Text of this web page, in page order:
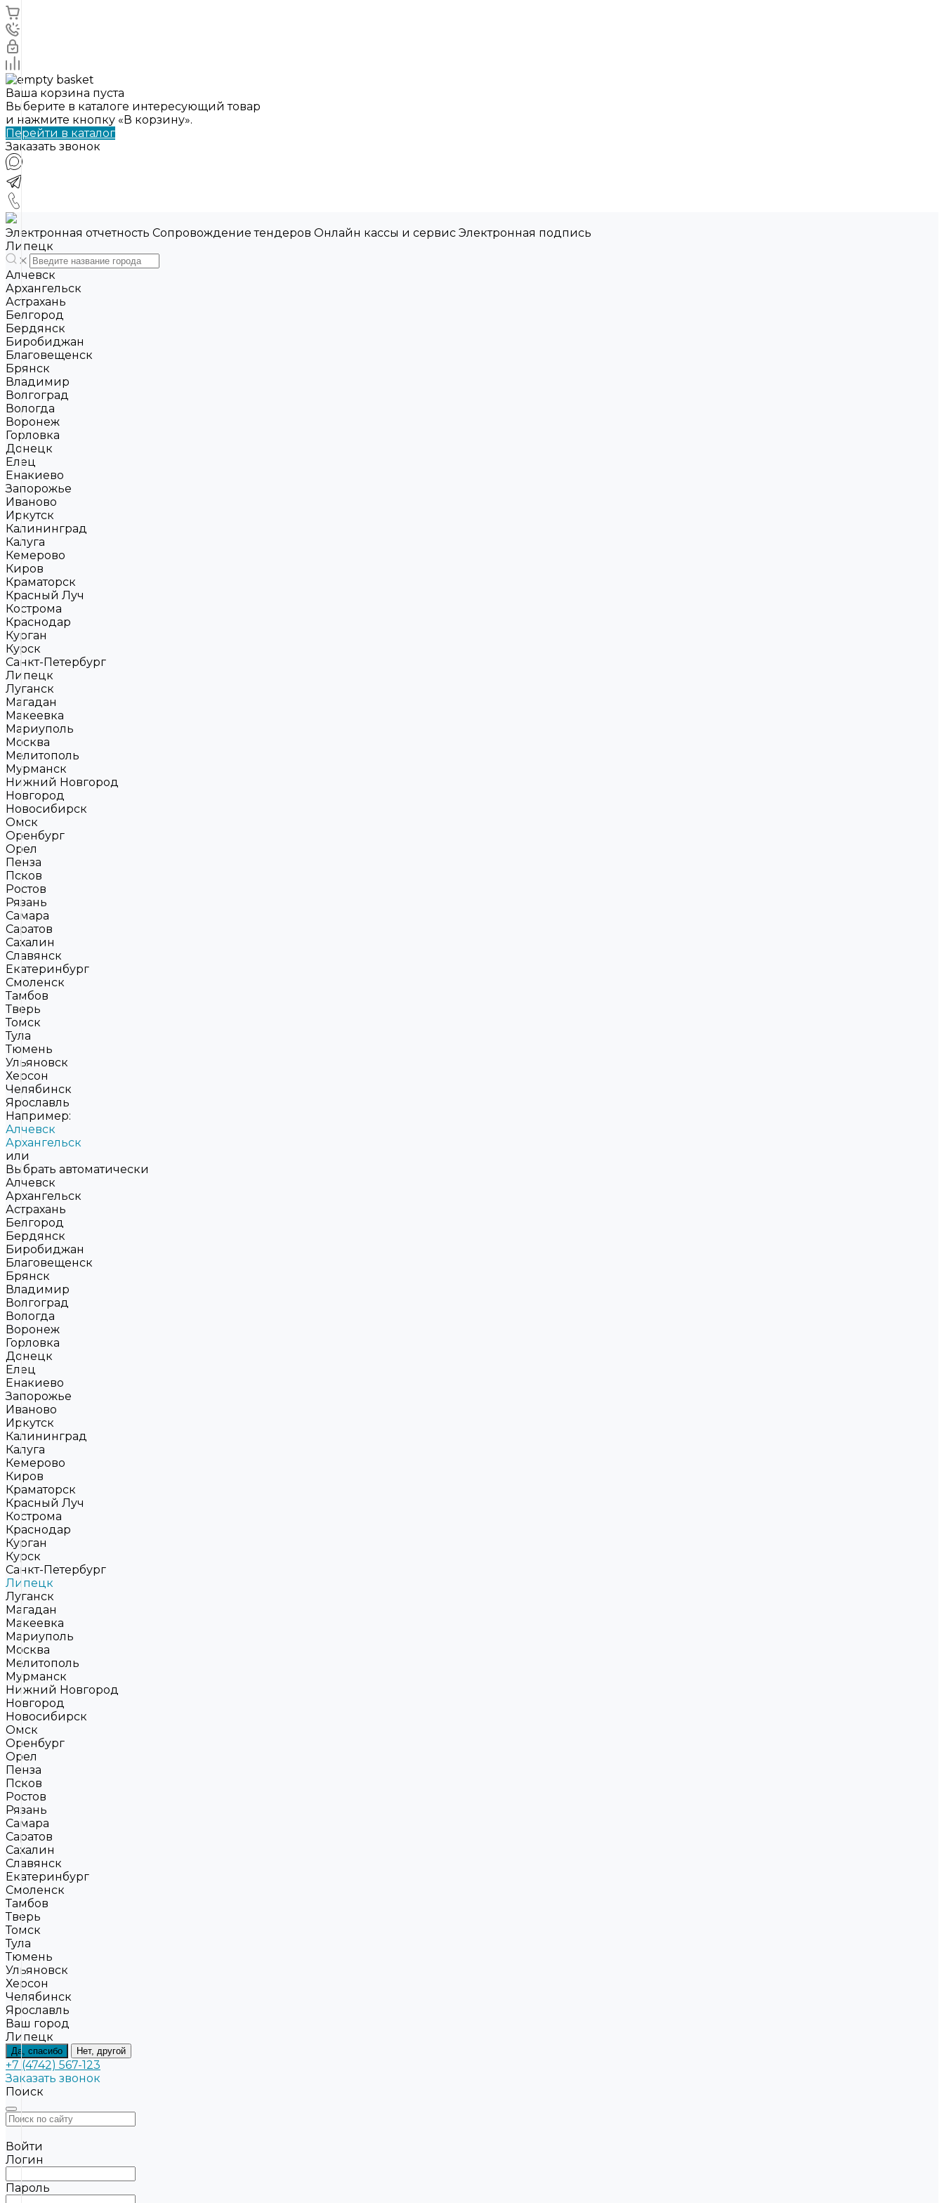
Ваша корзина пуста
Выберите в каталоге интересующий товар
и нажмите кнопку «В корзину».
Перейти в каталог
Заказать звонок
Электронная отчетность Сопровождение тендеров Онлайн кассы и сервис Электронная подпись
Липецк
Алчевск
Архангельск
Астрахань
Белгород
Бердянск
Биробиджан
Благовещенск
Брянск
Владимир
Волгоград
Вологда
Воронеж
Горловка
Донецк
Елец
Енакиево
Запорожье
Иваново
Иркутск
Калининград
Калуга
Кемерово
Киров
Краматорск
Красный Луч
Кострома
Краснодар
Курган
Курск
Санкт-Петербург
Липецк
Луганск
Магадан
Макеевка
Мариуполь
Москва
Мелитополь
Мурманск
Нижний Новгород
Новгород
Новосибирск
Омск
Оренбург
Орел
Пенза
Псков
Ростов
Рязань
Самара
Саратов
Сахалин
Славянск
Екатеринбург
Смоленск
Тамбов
Тверь
Томск
Тула
Тюмень
Ульяновск
Херсон
Челябинск
Ярославль
Например:
Алчевск
Архангельск
или
Выбрать автоматически
Алчевск
Архангельск
Астрахань
Белгород
Бердянск
Биробиджан
Благовещенск
Брянск
Владимир
Волгоград
Вологда
Воронеж
Горловка
Донецк
Елец
Енакиево
Запорожье
Иваново
Иркутск
Калининград
Калуга
Кемерово
Киров
Краматорск
Красный Луч
Кострома
Краснодар
Курган
Курск
Санкт-Петербург
Липецк
Луганск
Магадан
Макеевка
Мариуполь
Москва
Мелитополь
Мурманск
Нижний Новгород
Новгород
Новосибирск
Омск
Оренбург
Орел
Пенза
Псков
Ростов
Рязань
Самара
Саратов
Сахалин
Славянск
Екатеринбург
Смоленск
Тамбов
Тверь
Томск
Тула
Тюмень
Ульяновск
Херсон
Челябинск
Ярославль
Ваш город
Липецк
Да, спасибо Нет, другой
+7 (4742) 567-123
Заказать звонок
Поиск
Войти
Логин
Пароль